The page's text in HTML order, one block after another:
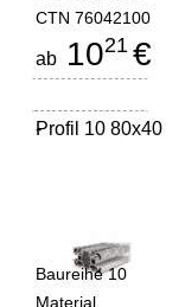
CTN 76042100
ab 1021 €
Profil 10 80x40
-
Baureihe 10
Material